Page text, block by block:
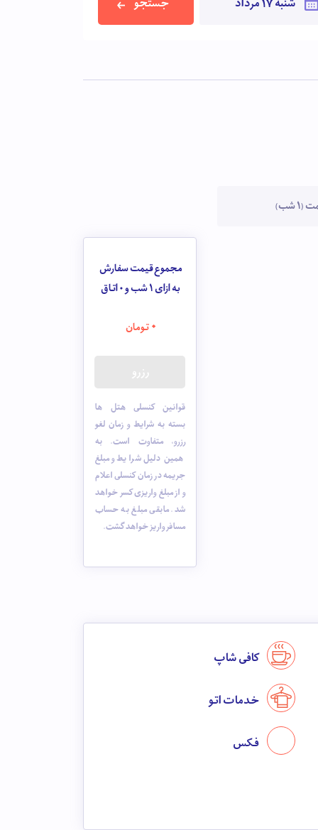
جستجو
شب)
مجموع قیمت سفارش
به ازای 1 شب و
0اتاق
0تومان
قوانین کنسلی هتل ها
بسته به شرایط و زمان لغو
رزرو، متفاوت است. به
همین دلیل شرایط و مبلغ
جریمه در زمان کنسلی اعلام
و از مبلغ واریزی کسر خواهد
شد. مابقی مبلغ به حساب
مسافر واریز خواهد گشت.
کافی شاپ
خدمات اتو
فکس